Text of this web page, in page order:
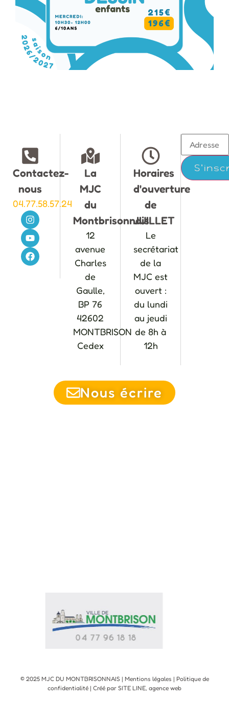
Contactez-
nous
04.77.58.57.24
La
MJC
du
Montbrisonnais
12
avenue
Charles
de
Gaulle,
BP 76
42602
MONTBRISON
Cedex
Horaires
d'ouverture
de
JUILLET
Le
secrétariat
de la
MJC est
ouvert :
du lundi
au jeudi
de 8h à
12h
Nous écrire
© 2025 MJC DU MONTBRISONNAIS | Mentions légales | Politique de
confidentialité | Créé par SITE LINE, agence web